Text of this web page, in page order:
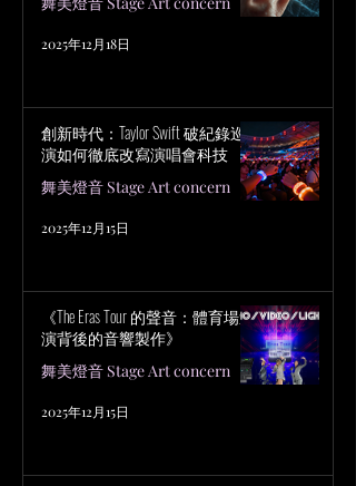
2025年12月18日
創新時代：Taylor Swift 破紀錄巡
演如何徹底改寫演唱會科技
舞美燈音 Stage Art concern
2025年12月15日
《The Eras Tour 的聲音：體育場巡
演背後的音響製作》
舞美燈音 Stage Art concern
2025年12月15日